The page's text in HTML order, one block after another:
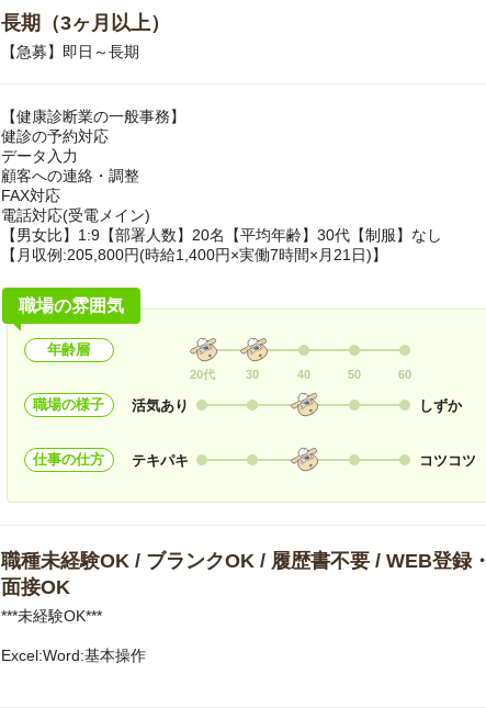
長期（3ヶ月以上）
【急募】即日～長期
【健康診断業の一般事務】
健診の予約対応
データ入力
顧客への連絡・調整
FAX対応
電話対応(受電メイン)
【男女比】1:9【部署人数】20名【平均年齢】30代【制服】なし
【月収例:205,800円(時給1,400円×実働7時間×月21日)】
職場の雰囲気
年齢層
20代 30 40 50 60
職場の様子 活気あり しずか
仕事の仕方 テキパキ コツコツ
職種未経験OK / ブランクOK / 履歴書不要 / WEB登録・
面接OK
***未経験OK***
Excel:Word:基本操作